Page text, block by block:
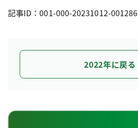
記事ID：001-000-20231012-001286
2022年に戻る